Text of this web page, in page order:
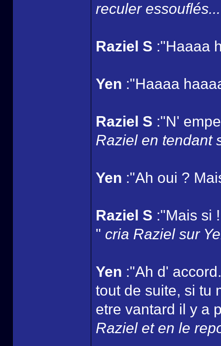
reculer
Raziel S :"Haaaa
Yen :"Haaaa
Raziel S :"N'
Raziel en tendant
Yen :"Ah oui ?
Raziel S :"Mais si
" cria Raziel sur
Yen :"Ah d'
tout de suite, si tu
etre vantard il y a
Raziel et en le